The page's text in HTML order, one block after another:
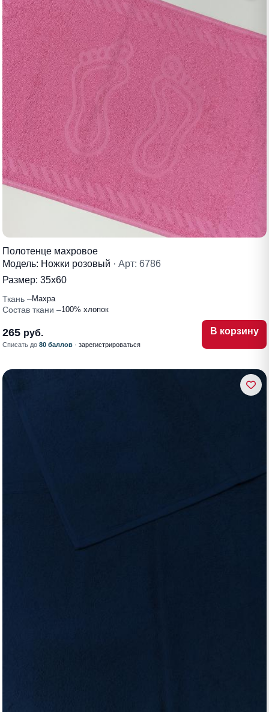
Полотенце махровое
Модель: Ножки розовый · Арт: 6786
Размер: 35х60
Ткань Махра
Состав ткани 100% хлопок
265 руб.
Списать до 80 баллов · зарегистрироваться
В корзину